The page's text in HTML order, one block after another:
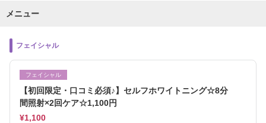
メニュー
フェイシャル
フェイシャル
【初回限定・口コミ必須♪】セルフホワイトニング☆8分
間照射×2回ケア☆1,100円
¥1,100